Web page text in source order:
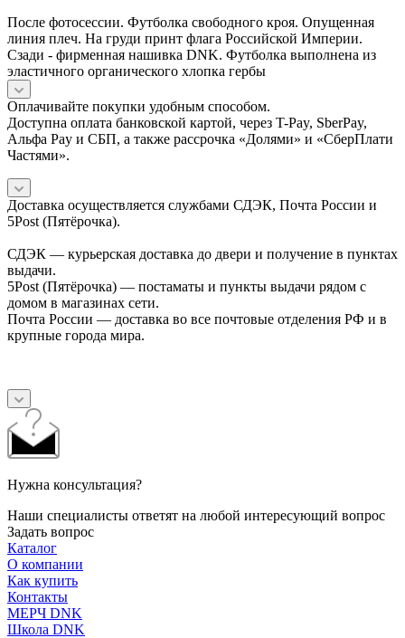
После фотосессии. Футболка свободного кроя. Опущенная
линия плеч. На груди принт флага Российской Империи.
Сзади - фирменная нашивка DNK. Футболка выполнена из
эластичного органического хлопка гербы
Оплачивайте покупки удобным способом.
Доступна оплата банковской картой, через T-Pay, SberPay,
Альфа Pay и СБП, а также рассрочка «Долями» и «СберПлати
Частями».
Доставка осуществляется службами СДЭК, Почта России и
5Post (Пятёрочка).
СДЭК — курьерская доставка до двери и получение в пунктах
выдачи.
5Post (Пятёрочка) — постаматы и пункты выдачи рядом с
домом в магазинах сети.
Почта России — доставка во все почтовые отделения РФ и в
крупные города мира.
Нужна консультация?
Наши специалисты ответят на любой интересующий вопрос
Задать вопрос
Каталог
О компании
Как купить
Контакты
МЕРЧ DNK
Школа DNK